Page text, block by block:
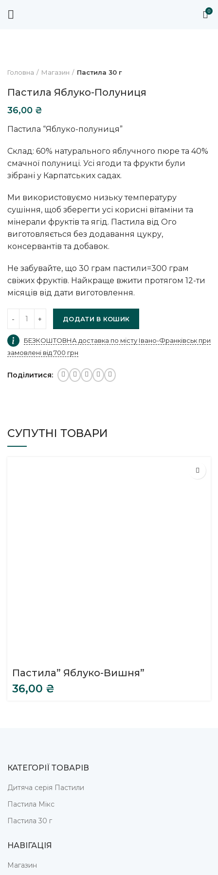
0
Головна Магазин Пастила 30 г
Пастила Яблуко-Полуниця
36,00 ₴
Пастила “Яблуко-полуниця”
Склад: 60% натурального яблучного пюре та 40%
смачної полуниці. Усі ягоди та фрукти були
зібрані у Карпатських садах.
Ми використовуємо низьку температуру
сушіння, щоб зберегти усі корисні вітаміни та
мінерали фруктів та ягід. Пастила від Ого
виготовляється без додавання цукру,
консервантів та добавок.
Не забувайте, що 30 грам пастили=300 грам
свіжих фруктів. Найкраще вжити протягом 12-ти
місяців від дати виготовлення.
ДОДАТИ В КОШИК
БЕЗКОШТОВНА доставка по місту Івано-Франківськ при
замовлені від 700 грн
Поділитися
СУПУТНІ ТОВАРИ
Пастила” Яблуко-Вишня”
36,00 ₴
КАТЕГОРІЇ ТОВАРІВ
Дитяча серія Пастили
Пастила Мікс
Пастила 30 г
НАВІГАЦІЯ
Магазин